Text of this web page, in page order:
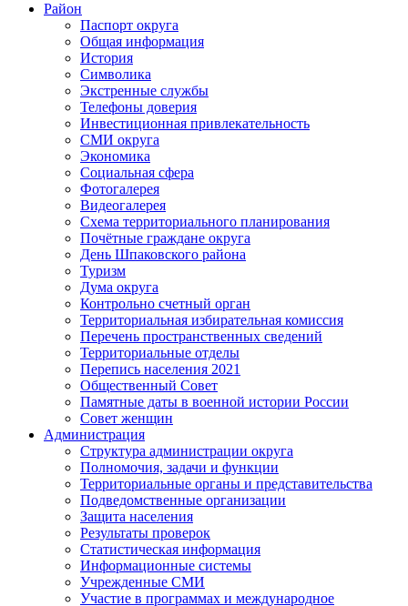
Район
Паспорт округа
Общая информация
История
Символика
Экстренные службы
Телефоны доверия
Инвестиционная привлекательность
СМИ округа
Экономика
Социальная сфера
Фотогалерея
Видеогалерея
Схема территориального планирования
Почётные граждане округа
День Шпаковского района
Туризм
Дума округа
Контрольно счетный орган
Территориальная избирательная комиссия
Перечень пространственных сведений
Территориальные отделы
Перепись населения 2021
Общественный Совет
Памятные даты в военной истории России
Совет женщин
Администрация
Структура администрации округа
Полномочия, задачи и функции
Территориальные органы и представительства
Подведомственные организации
Защита населения
Результаты проверок
Статистическая информация
Информационные системы
Учрежденные СМИ
Участие в программах и международное